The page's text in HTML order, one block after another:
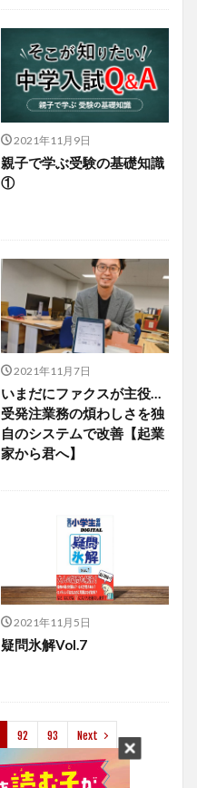
2021年11月9日
親子で学ぶ受験の基礎知識
①
2021年11月7日
いまだにファクスが主役…
受発注業務の煩わしさを独
自のシステムで改善【起業
家から君へ】
2021年11月5日
疑問氷解Vol.7
92 93 Next